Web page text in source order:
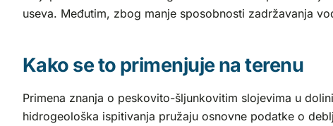
useva. Međutim, zbog manje sposobnosti zadržavanja
Kako se to primenjuje na terenu
Primena znanja o peskovito-šljunkovitim slojevima u
hidrogeološka ispitivanja pružaju osnovne podatke o